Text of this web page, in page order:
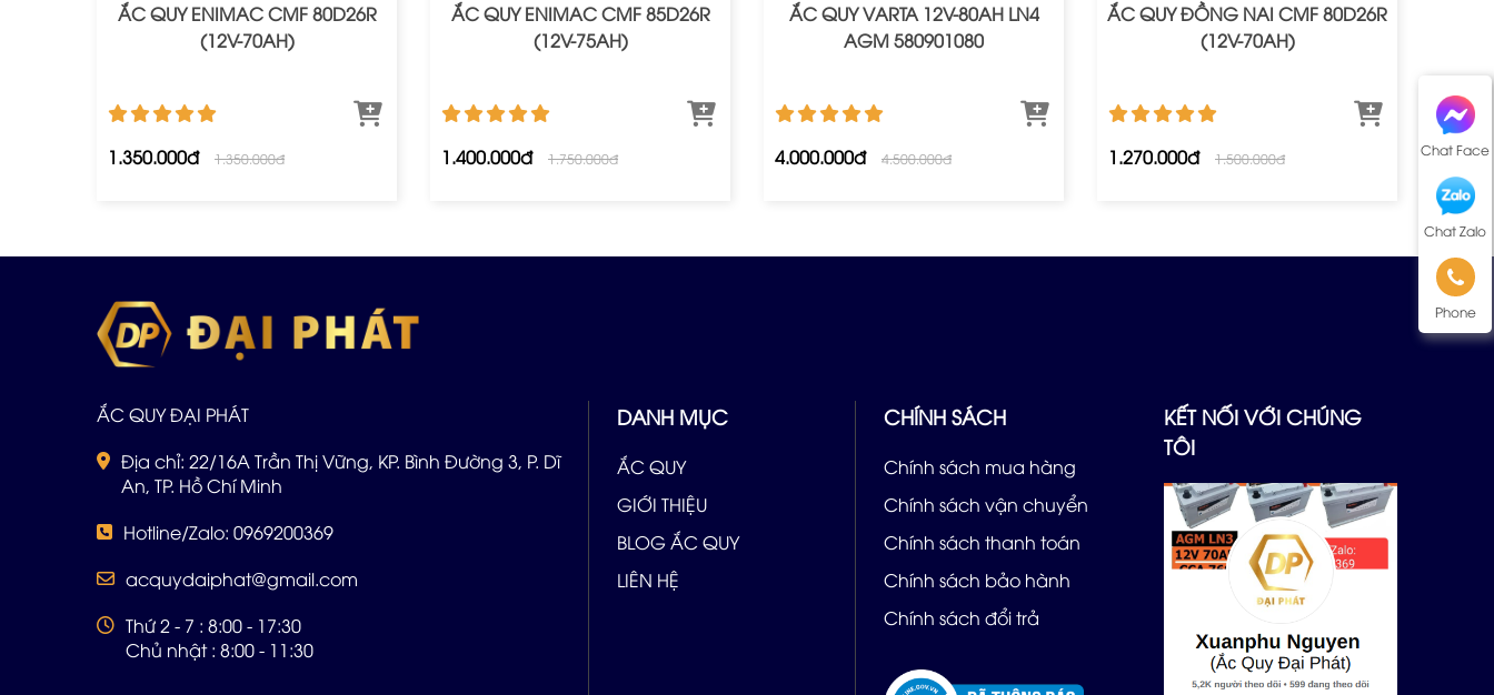
Chat Face
Chat Zalo
Phone
ẮC QUY ENIMAC CMF 80D26R
(12V-70AH)
1.350.000đ 1.350.000đ
ẮC QUY ENIMAC CMF 85D26R
(12V-75AH)
1.400.000đ 1.750.000đ
ẮC QUY VARTA 12V-80AH LN4
AGM 580901080
4.000.000đ 4.500.000đ
ẮC QUY ĐỒNG NAI CMF 80D26R
(12V-70AH)
1.270.000đ 1.500.000đ
ẮC QUY ĐẠI PHÁT
Địa chỉ: 22/16A Trần Thị Vững, KP. Bình Đường 3, P. Dĩ
An, TP. Hồ Chí Minh
Hotline/Zalo: 0969200369
acquydaiphat@gmail.com
Thứ 2 - 7 : 8:00 - 17:30
Chủ nhật : 8:00 - 11:30
DANH MỤC
ẮC QUY
GIỚI THIỆU
BLOG ẮC QUY
LIÊN HỆ
CHÍNH SÁCH
Chính sách mua hàng
Chính sách vận chuyển
Chính sách thanh toán
Chính sách bảo hành
Chính sách đổi trả
KẾT NỐI VỚI CHÚNG
TÔI